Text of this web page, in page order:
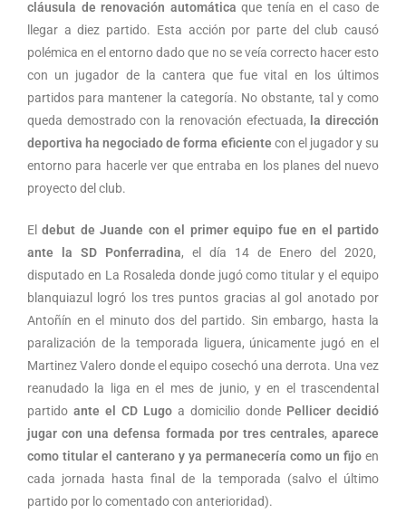
cláusula de renovación automática que tenía en el caso de
llegar a diez partido. Esta acción por parte del club causó
polémica en el entorno dado que no se veía correcto hacer esto
con un jugador de la cantera que fue vital en los últimos
partidos para mantener la categoría. No obstante, tal y como
queda demostrado con la renovación efectuada, la dirección
deportiva ha negociado de forma eficiente con el jugador y su
entorno para hacerle ver que entraba en los planes del nuevo
proyecto del club.
Eldebut de Juande con el primer equipo fue en el partido
ante la SD Ponferradina, el día 14 de Enero del 2020,
disputado en La Rosaleda donde jugó como titular y el equipo
blanquiazul logró los tres puntos gracias al gol anotado por
Antoñín en el minuto dos del partido. Sin embargo, hasta la
paralización de la temporada liguera, únicamente jugó en el
Martinez Valero donde el equipo cosechó una derrota. Una vez
reanudado la liga en el mes de junio, y en el trascendental
partido ante el CD Lugo a domicilio donde Pellicer decidió
jugar con una defensa formada por tres centrales, aparece
como titular el canterano y ya permanecería como un fijo en
cada jornada hasta final de la temporada (salvo el último
partido por lo comentado con anterioridad).